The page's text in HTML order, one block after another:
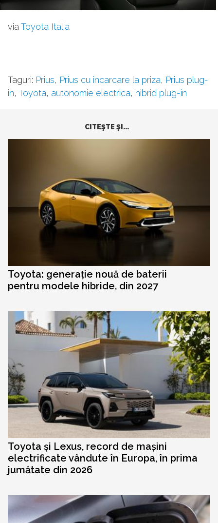
via Toyota Italia
Taguri: Prius, Prius cu incarcare la priza, Prius plug-
in, Toyota, autonomie electrica, hibrid plug-in
CITEŞTE ŞI...
Toyota: generație nouă de baterii
pentru modele hibride, din 2027
Toyota și Lexus, record de mașini
electrificate vândute în Europa, în prima
jumătate din 2026